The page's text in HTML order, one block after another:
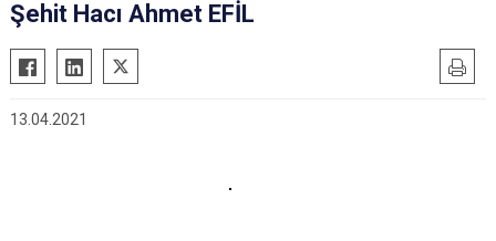
Şehit Hacı Ahmet EFİL
13.04.2021